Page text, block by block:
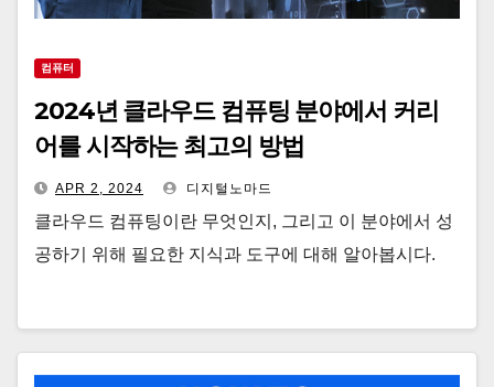
컴퓨터
2024년 클라우드 컴퓨팅 분야에서 커리
어를 시작하는 최고의 방법
APR 2, 2024 디지털노마드
클라우드 컴퓨팅이란 무엇인지, 그리고 이 분야에서 성
공하기 위해 필요한 지식과 도구에 대해 알아봅시다.